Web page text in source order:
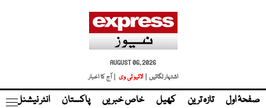
AUGUST 06, 2026
اشتہار لگائیں |
لائیو ٹی وی | آج کا اخبار
صفحۂ اول تازہ ترین کھیل خاص خبریں پاکستان انٹر نیشنل